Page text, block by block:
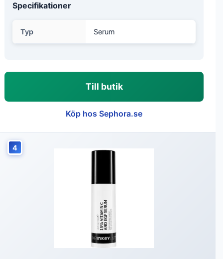
Specifikationer
Typ Serum
Till butik
Köp hos Sephora.se
4